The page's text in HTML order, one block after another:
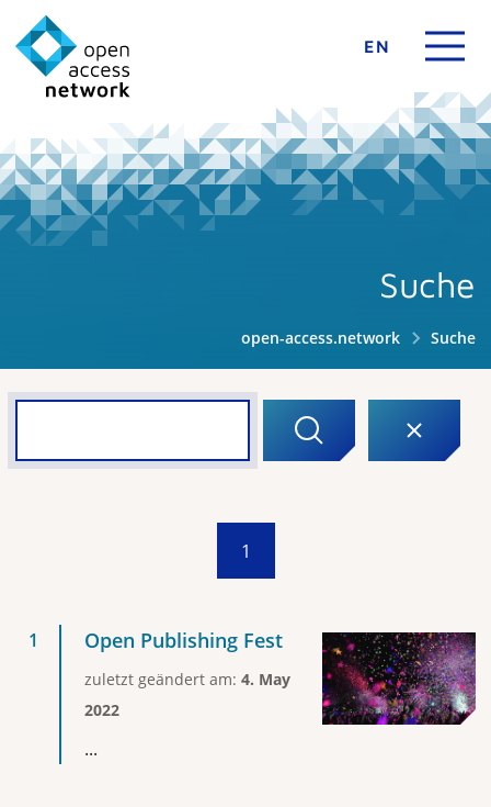
EN
Suche
open-access.network Suche
1
Open Publishing Fest
zuletzt geändert am: 4. May
2022
...